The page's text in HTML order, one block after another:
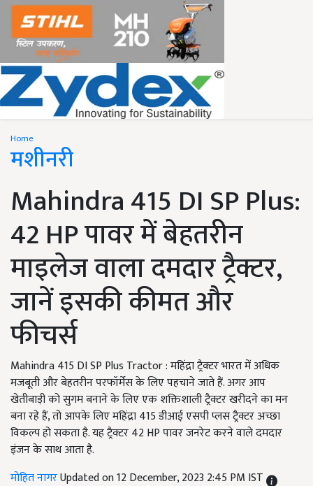
Home
मशीनरी
Mahindra 415 DI SP Plus:
42 HP पावर में बेहतरीन
माइलेज वाला दमदार ट्रैक्टर,
जानें इसकी कीमत और
फीचर्स
Mahindra 415 DI SP Plus Tractor : महिंद्रा ट्रैक्टर भारत में अधिक
मजबूती और बेहतरीन परफॉर्मेंस के लिए पहचाने जाते हैं. अगर आप
खेतीबाड़ी को सुगम बनाने के लिए एक शक्तिशाली ट्रैक्टर खरीदने का मन
बना रहे हैं, तो आपके लिए महिंद्रा 415 डीआई एसपी प्लस ट्रैक्टर अच्छा
विकल्प हो सकता है. यह ट्रैक्टर 42 HP पावर जनरेट करने वाले दमदार
इंजन के साथ आता है.
मोहित नागरUpdated on 12 December, 2023 2:45 PM IST